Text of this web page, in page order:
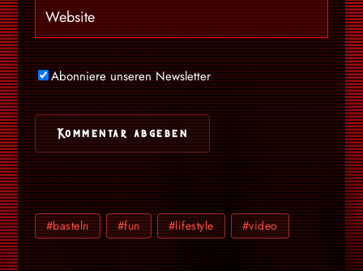
Abonniere unseren Newsletter
#basteln #fun #lifestyle #video